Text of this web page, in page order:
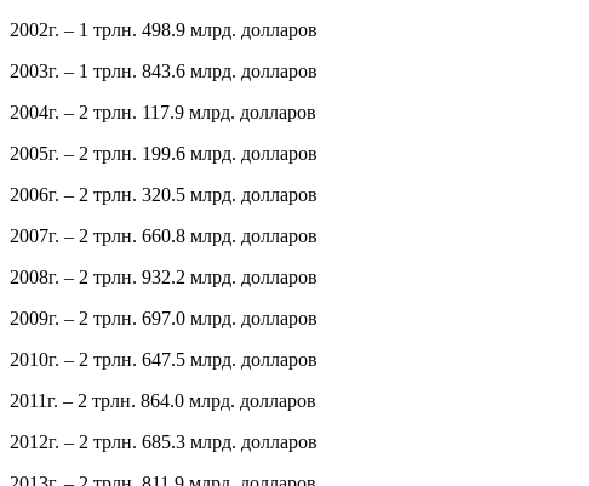
2002г. – 1 трлн. 498.9 млрд. долларов
2003г. – 1 трлн. 843.6 млрд. долларов
2004г. – 2 трлн. 117.9 млрд. долларов
2005г. – 2 трлн. 199.6 млрд. долларов
2006г. – 2 трлн. 320.5 млрд. долларов
2007г. – 2 трлн. 660.8 млрд. долларов
2008г. – 2 трлн. 932.2 млрд. долларов
2009г. – 2 трлн. 697.0 млрд. долларов
2010г. – 2 трлн. 647.5 млрд. долларов
2011г. – 2 трлн. 864.0 млрд. долларов
2012г. – 2 трлн. 685.3 млрд. долларов